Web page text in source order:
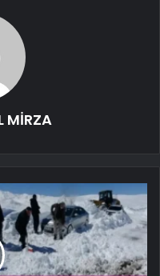
MİRZA